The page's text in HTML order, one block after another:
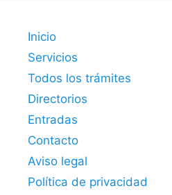
Inicio
Servicios
Todos los trámites
Directorios
Entradas
Contacto
Aviso legal
Política de privacidad